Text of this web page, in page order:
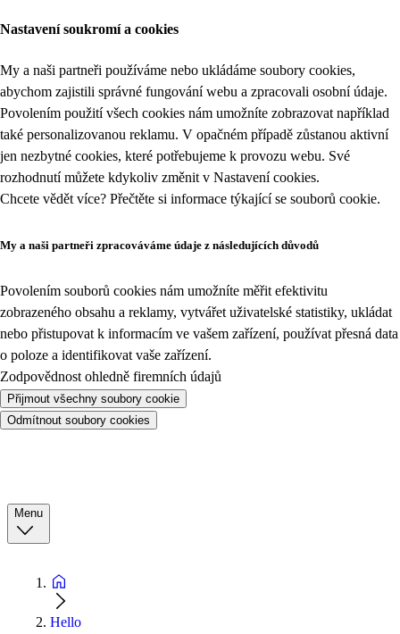
Nastavení soukromí a cookies
My a naši partneři používáme nebo ukládáme soubory cookies,
abychom zajistili správné fungování webu a zpracovali osobní údaje.
Povolením použití všech cookies nám umožníte zobrazovat například
také personalizovanou reklamu. V opačném případě zůstanou aktivní
jen nezbytné cookies, které potřebujeme k provozu webu. Své
rozhodnutí můžete kdykoliv změnit v Nastavení cookies.
Chcete vědět více? Přečtěte si informace týkající se souborů cookie.
My a naši partneři zpracováváme údaje z následujících důvodů
Povolením souborů cookies nám umožníte měřit efektivitu
zobrazeného obsahu a reklamy, vytvářet uživatelské statistiky, ukládat
nebo přistupovat k informacím ve vašem zařízení, používat přesná data
o poloze a identifikovat vaše zařízení.
Zodpovědnost ohledně firemních údajů
Přijmout všechny soubory cookie
Odmítnout soubory cookies
Menu
Hello